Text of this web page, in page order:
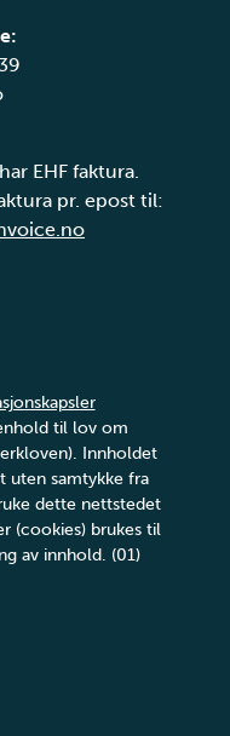
EHF faktura.
pr. epost til:
til lov om
Innholdet
uten samtykke fra
dette nettstedet
(cookies) brukes til
av innhold. (01)